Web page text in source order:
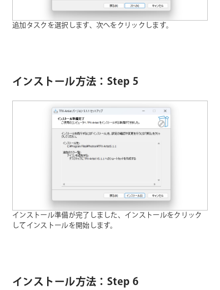
追加タスクを選択します、次へをクリックします。
インストール方法：Step 5
インストール準備が完了しました、インストールをクリック
してインストールを開始します。
インストール方法：Step 6